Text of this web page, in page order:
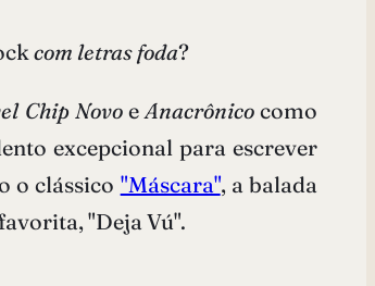
com letras foda?
Chip NovoeAnacrônico como
excepcional para escrever
o clássico "Máscara", a balada
"Deja Vú".